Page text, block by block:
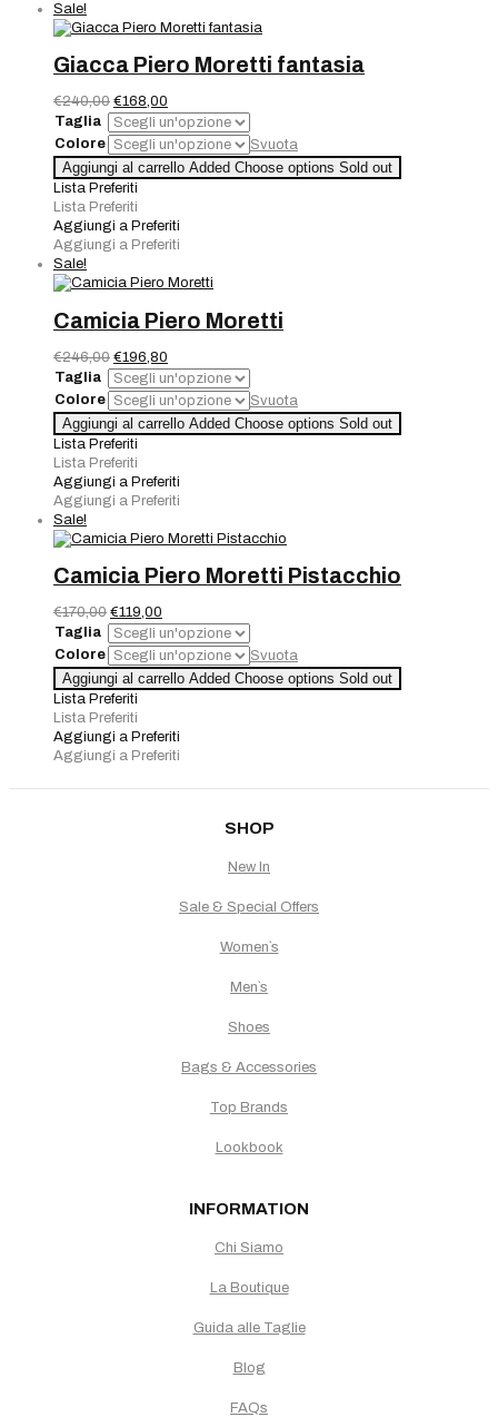
Sale!
Giacca Piero Moretti fantasia
€240,00 Il
prezzo
originale
era:
€240,00.
€168,00
prezzo
attuale
è:
€168,00.
Taglia
Colore
Svuota
Giacca
Piero
Moretti
fantasia
quantità
Aggiungi al carrello Added Choose options Sold out
Lista Preferiti
Lista Preferiti
Aggiungi a Preferiti
Aggiungi a Preferiti
Sale!
Camicia Piero Moretti
€246,00 Il
prezzo
originale
era:
€246,00.
€196,80
prezzo
attuale
è:
€196,80.
Taglia
Colore
Svuota
Camicia
Piero
Moretti
quantità
Aggiungi al carrello Added Choose options Sold out
Lista Preferiti
Lista Preferiti
Aggiungi a Preferiti
Aggiungi a Preferiti
Sale!
Camicia Piero Moretti Pistacchio
€170,00 Il
prezzo
originale
era:
€170,00.
€119,00
prezzo
attuale
è:
€119,00.
Taglia
Colore
Svuota
Camicia
Piero
Moretti
Pistacchio
quantità
Aggiungi al carrello Added Choose options Sold out
Lista Preferiti
Lista Preferiti
Aggiungi a Preferiti
Aggiungi a Preferiti
SHOP
New In
Sale & Special Offers
Women`s
Men`s
Shoes
Bags & Accessories
Top Brands
Lookbook
INFORMATION
Chi Siamo
La Boutique
Guida alle Taglie
Blog
FAQs